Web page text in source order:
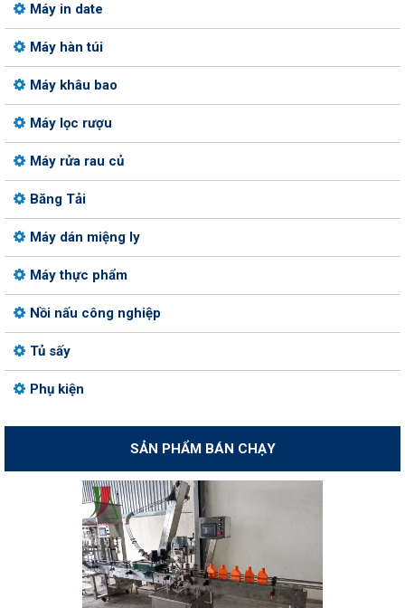
Máy in date
Máy hàn túi
Máy khâu bao
Máy lọc rượu
Máy rửa rau củ
Băng Tải
Máy dán miệng ly
Máy thực phẩm
Nồi nấu công nghiệp
Tủ sấy
Phụ kiện
SẢN PHẨM BÁN CHẠY